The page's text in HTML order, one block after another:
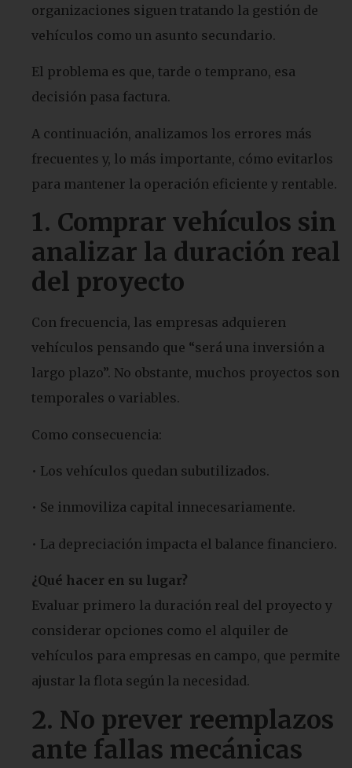
organizaciones siguen tratando la gestión de
vehículos como un asunto secundario.
El problema es que, tarde o temprano, esa
decisión pasa factura.
A continuación, analizamos los errores más
frecuentes y, lo más importante, cómo evitarlos
para mantener la operación eficiente y rentable.
1. Comprar vehículos sin
analizar la duración real
del proyecto
Con frecuencia, las empresas adquieren
vehículos pensando que “será una inversión a
largo plazo”. No obstante, muchos proyectos son
temporales o variables.
Como consecuencia:
• Los vehículos quedan subutilizados.
• Se inmoviliza capital innecesariamente.
• La depreciación impacta el balance financiero.
¿Qué hacer en su lugar?
Evaluar primero la duración real del proyecto y
considerar opciones como el alquiler de
vehículos para empresas en campo, que permite
ajustar la flota según la necesidad.
2. No prever reemplazos
ante fallas mecánicas